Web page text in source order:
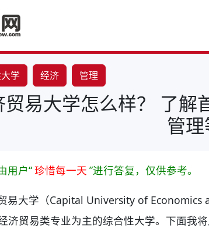
学 经济 管理
易大学怎么样？ 了解
管
用户“珍惜每一天 ”进行答复，仅供参考。
易大学（Capital University of Economics
济贸易类专业为主的综合性大学。下面我